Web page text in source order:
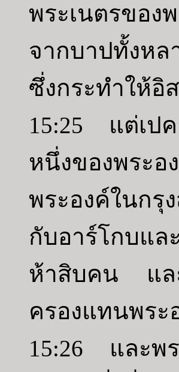
พระเนตรของ
จากบาปทั้งหล
ซึ่งกระทำให้อิ
15:25 แต่เป
หนึ่งของพระ
พระองค์ในกรุ
กับอาร์โกบแล
ห้าสิบคน แล
ครองแทนพระ
15:26 และพ